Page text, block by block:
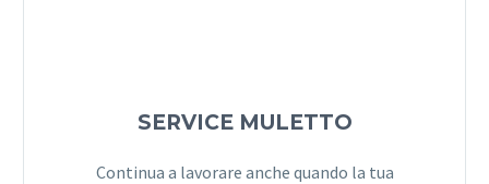
SERVICE MULETTO
Continua a lavorare anche quando la tua